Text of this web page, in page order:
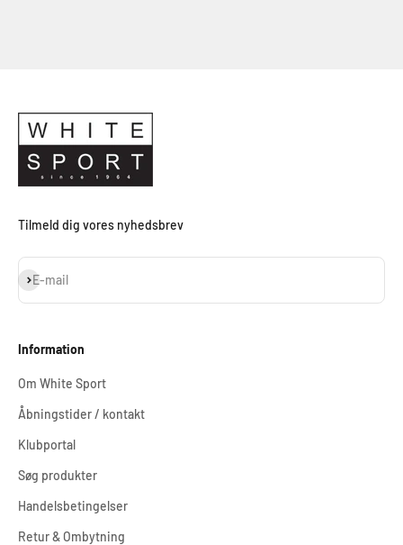
Tilmeld dig vores nyhedsbrev
E-mail
Abonnér
Information
Om White Sport
Åbningstider / kontakt
Klubportal
Søg produkter
Handelsbetingelser
Retur & Ombytning